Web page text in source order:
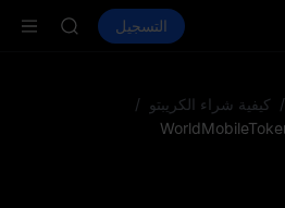
الأسواق العقود الفوريةالتسجيل
SKYAI
/ كيفية شراء الكريبتو /